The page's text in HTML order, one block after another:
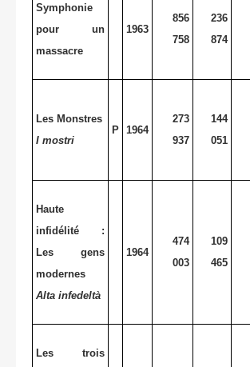
Symphonie
pour un
massacre
1963
856
758
236
874
Les Monstres
I mostri
P 1964
273
937
144
051
Haute
infidélité :
Les gens
modernes
Alta infedeltà
1964
474
003
109
465
Les trois